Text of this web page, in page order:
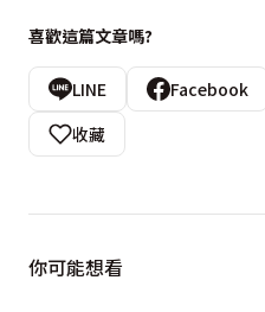
喜歡這篇文章嗎?
LINE Facebook
收藏
你可能想看